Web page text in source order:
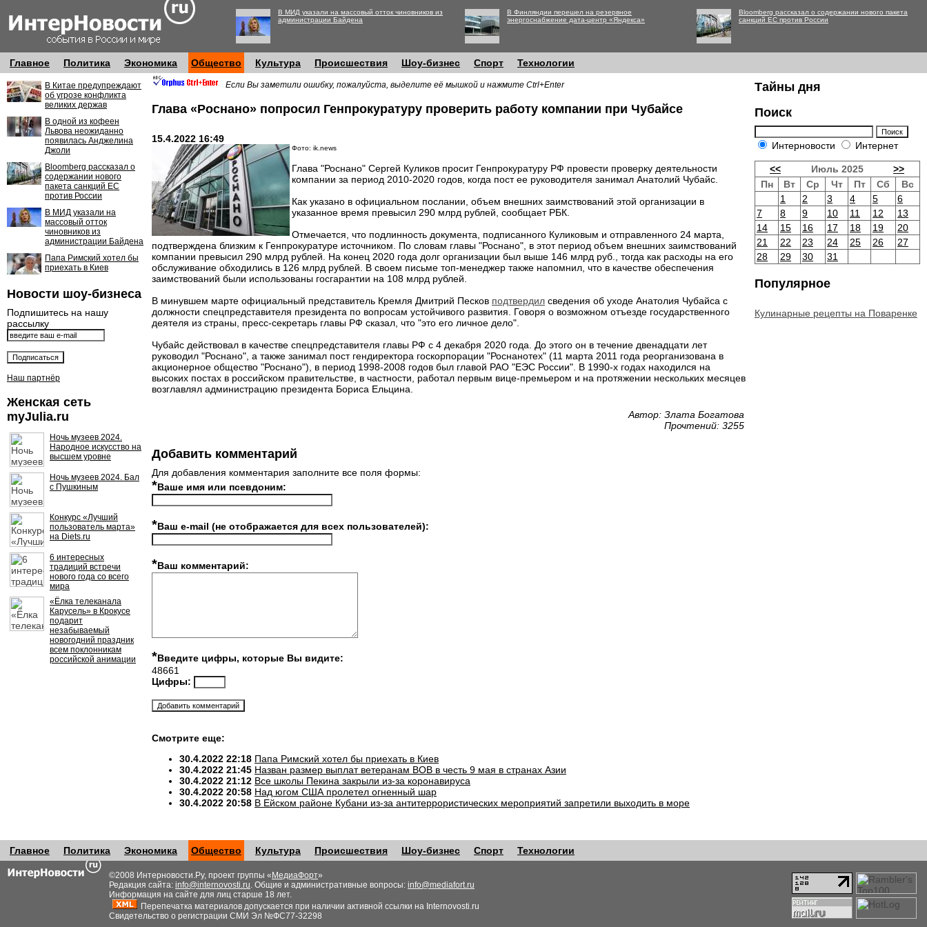
В МИД указали на массовый отток чиновников из
администрации Байдена
В Финляндии перешел на резервное
энергоснабжение дата-центр «Яндекса»
Bloomberg рассказал о содержании нового пакета
санкций ЕС против России
Главное Политика Экономика Общество Культура Происшествия Шоу-бизнес Спорт Технологии
В Китае предупреждают
об угрозе конфликта
великих держав
В одной из кофеен
Львова неожиданно
появилась Анджелина
Джоли
Bloomberg рассказал о
содержании нового
пакета санкций ЕС
против России
В МИД указали на
массовый отток
чиновников из
администрации Байдена
Папа Римский хотел бы
приехать в Киев
Новости шоу-бизнеса
Подпишитесь на нашу
рассылку
Наш партнёр
Женская сеть
myJulia.ru
Ночь музеев 2024.
Народное искусство на
высшем уровне
Ночь музеев 2024. Бал
с Пушкиным
Конкурс «Лучший
пользователь марта»
на Diets.ru
6 интересных
традиций встречи
нового года со всего
мира
«Ёлка телеканала
Карусель» в Крокусе
подарит
незабываемый
новогодний праздник
всем поклонникам
российской анимации
Если Вы заметили ошибку, пожалуйста, выделите её мышкой и нажмите Ctrl+Enter
Глава «Роснано» попросил Генпрокуратуру проверить работу компании при Чубайсе
15.4.2022 16:49
Фото: ik.news
Глава "Роснано" Сергей Куликов просит Генпрокуратуру РФ провести проверку деятельности
компании за период 2010-2020 годов, когда пост ее руководителя занимал Анатолий Чубайс.
Как указано в официальном послании, объем внешних заимствований этой организации в
указанное время превысил 290 млрд рублей, сообщает РБК.
Отмечается, что подлинность документа, подписанного Куликовым и отправленного 24 марта,
подтверждена близким к Генпрокуратуре источником. По словам главы "Роснано", в этот период объем внешних заимствований
компании превысил 290 млрд рублей. На конец 2020 года долг организации был выше 146 млрд руб., тогда как расходы на его
обслуживание обходились в 126 млрд рублей. В своем письме топ-менеджер также напомнил, что в качестве обеспечения
заимствований были использованы госгарантии на 108 млрд рублей.
В минувшем марте официальный представитель Кремля Дмитрий Песков подтвердил сведения об уходе Анатолия Чубайса с
должности спецпредставителя президента по вопросам устойчивого развития. Говоря о возможном отъезде государственного
деятеля из страны, пресс-секретарь главы РФ сказал, что "это его личное дело".
Чубайс действовал в качестве спецпредставителя главы РФ с 4 декабря 2020 года. До этого он в течение двенадцати лет
руководил "Роснано", а также занимал пост гендиректора госкорпорации "Роснанотех" (11 марта 2011 года реорганизована в
акционерное общество "Роснано"), в период 1998-2008 годов был главой РАО "ЕЭС России". В 1990-х годах находился на
высоких постах в российском правительстве, в частности, работал первым вице-премьером и на протяжении нескольких месяцев
возглавлял администрацию президента Бориса Ельцина.
Автор: Злата Богатова
Прочтений: 3255
Добавить комментарий
Для добавления комментария заполните все поля формы:
*Ваше имя или псевдоним:
*Ваш e-mail (не отображается для всех пользователей):
*Ваш комментарий:
*Введите цифры, которые Вы видите:
48661
Цифры:
Смотрите еще:
30.4.2022 22:18 Папа Римский хотел бы приехать в Киев
30.4.2022 21:45 Назван размер выплат ветеранам ВОВ в честь 9 мая в странах Азии
30.4.2022 21:12 Все школы Пекина закрыли из-за коронавируса
30.4.2022 20:58 Над югом США пролетел огненный шар
30.4.2022 20:58 В Ейском районе Кубани из-за антитеррористических мероприятий запретили выходить в море
Тайны дня
Поиск
Интерновости Интернет
<< Июль 2025
>>
Пн
Вт Ср Чт Пт Сб
Вс
1
2 3 4 5
6
7
8 9 10 11 12
13
14
15 16 17 18 19
20
21
22 23 24 25 26
27
28
29 30 31
Популярное
Кулинарные рецепты на Поваренке
Главное Политика Экономика Общество Культура Происшествия Шоу-бизнес Спорт Технологии
©2008 Интерновости.Ру, проект группы « МедиаФорт»
Редакция сайта: info@internovosti.ru. Общие и административные вопросы: info@mediafort.ru
Информация на сайте для лиц старше 18 лет.
Перепечатка материалов допускается при наличии активной ссылки на Internovosti.ru
Свидетельство о регистрации СМИ Эл №ФС77-32298